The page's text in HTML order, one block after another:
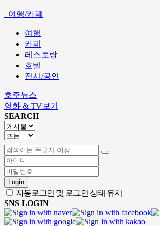
여행/카페
여행
카페
레스토랑
호텔
전시/공연
호주뉴스
영화 & TV보기
SEARCH
Login
자동로그인 및 로그인 상태 유지
SNS LOGIN